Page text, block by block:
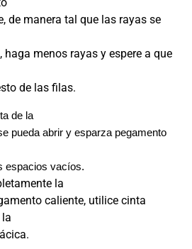
de manera tal que las rayas se
haga menos rayas y espere a que
de las filas.
de la
pueda abrir y esparza pegamento
espacios vacíos.
la
caliente, utilice cinta